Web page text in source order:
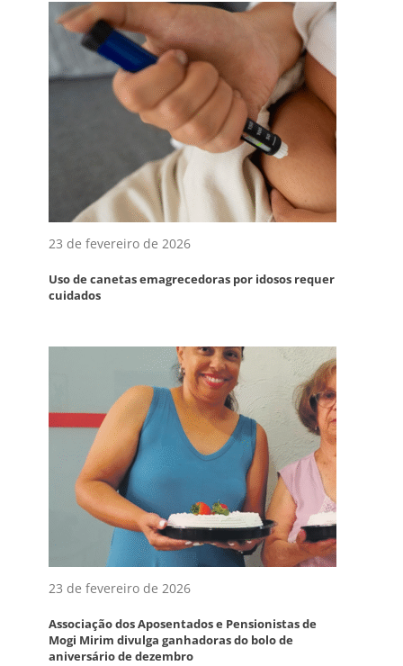
23 de fevereiro de 2026
Uso de canetas emagrecedoras por idosos requer
cuidados
23 de fevereiro de 2026
Associação dos Aposentados e Pensionistas de
Mogi Mirim divulga ganhadoras do bolo de
aniversário de dezembro